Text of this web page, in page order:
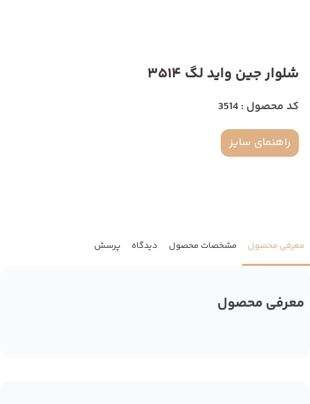
شلوار جین واید لگ 3514
کد محصول : 3514
راهنمای سایز
معرفی محصول مشخصات محصول دیدگاه پرسش
معرفی محصول